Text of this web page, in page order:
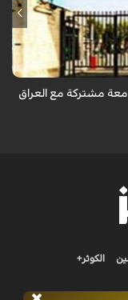
عن دراسة أكثر من 50 ألف طالب عراقي في الجامعات
علمي بين جامعات البلدين، وأن
مشتركة مع العراق
الكوثر+